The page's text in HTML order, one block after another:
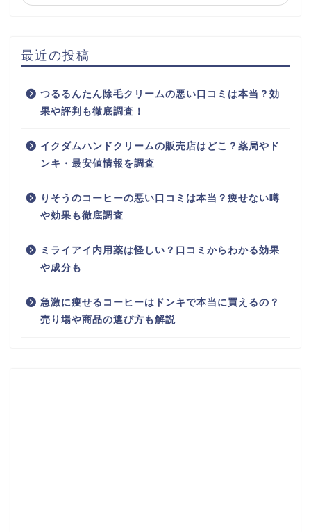
最近の投稿
つるるんたん除毛クリームの悪い口コミは本当？効
果や評判も徹底調査！
イクダムハンドクリームの販売店はどこ？薬局やド
ンキ・最安値情報を調査
りそうのコーヒーの悪い口コミは本当？痩せない噂
や効果も徹底調査
ミライアイ内用薬は怪しい？口コミからわかる効果
や成分も
急激に痩せるコーヒーはドンキで本当に買えるの？
売り場や商品の選び方も解説